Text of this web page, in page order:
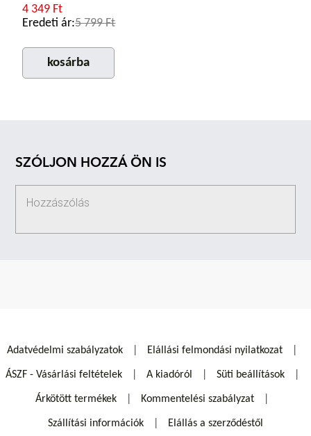
4 349 Ft
Eredeti ár:5 799 Ft
kosárba
SZÓLJON HOZZÁ ÖN IS
Adatvédelmi szabályzatok Elállási felmondási nyilatkozat
ÁSZF - Vásárlási feltételek A kiadóról Süti beállítások
Árkötött termékek Kommentelési szabályzat
Szállítási információk Elállás a szerződéstől